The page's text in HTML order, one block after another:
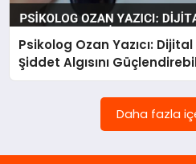
Psikolog Ozan Yazıcı:
Şiddet Algısını
Daha fazla